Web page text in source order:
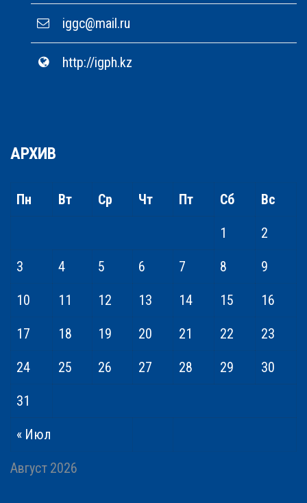
iggc@mail.ru
http://igph.kz
АРХИВ
Август 2026
Пн Вт Ср Чт Пт Сб Вс
« Июл
1 2
3 4 5 6 7 8 9
10 11 12 13 14 15 16
17 18 19 20 21 22 23
24 25 26 27 28 29 30
31